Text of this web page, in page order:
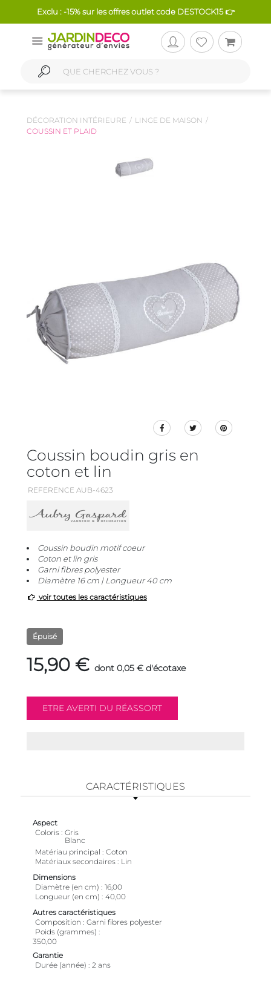
Exclu : -15% sur les offres outlet code DESTOCK15 👉
DÉCORATION INTÉRIEURE
LINGE DE MAISON
COUSSIN ET PLAID
Coussin boudin gris en
coton et lin
REFERENCE AUB-4623
Coussin boudin motif coeur
Coton et lin gris
Garni fibres polyester
Diamètre 16 cm | Longueur 40 cm
voir toutes les caractéristiques
Épuisé
15,90 € dont 0,05 € d'écotaxe
CARACTÉRISTIQUES
Aspect
Coloris Gris
Blanc
Matériau principal
Coton
Matériaux secondaires
Lin
Dimensions
Diamètre (en cm)
16,00
Longueur (en cm)
40,00
Autres caractéristiques
Composition
Garni fibres polyester
Poids (grammes)
350,00
Garantie
Durée (année)
2 ans